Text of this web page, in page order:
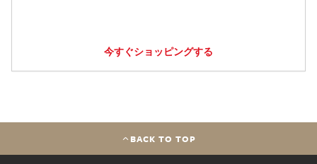
今すぐショッピングする
BACK TO TOP